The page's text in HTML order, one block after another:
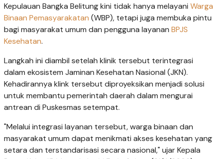
Kepulauan Bangka Belitung kini tidak hanya melayani Warga
Binaan Pemasyarakatan (WBP), tetapi juga membuka pintu
bagi masyarakat umum dan pengguna layanan BPJS
Kesehatan.
Langkah ini diambil setelah klinik tersebut terintegrasi
dalam ekosistem Jaminan Kesehatan Nasional (JKN).
Kehadirannya klink tersebut diproyeksikan menjadi solusi
untuk membantu pemerintah daerah dalam mengurai
antrean di Puskesmas setempat.
"Melalui integrasi layanan tersebut, warga binaan dan
masyarakat umum dapat menikmati akses kesehatan yang
setara dan terstandarisasi secara nasional," ujar Kepala